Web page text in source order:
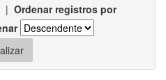
| Ordenar registros por